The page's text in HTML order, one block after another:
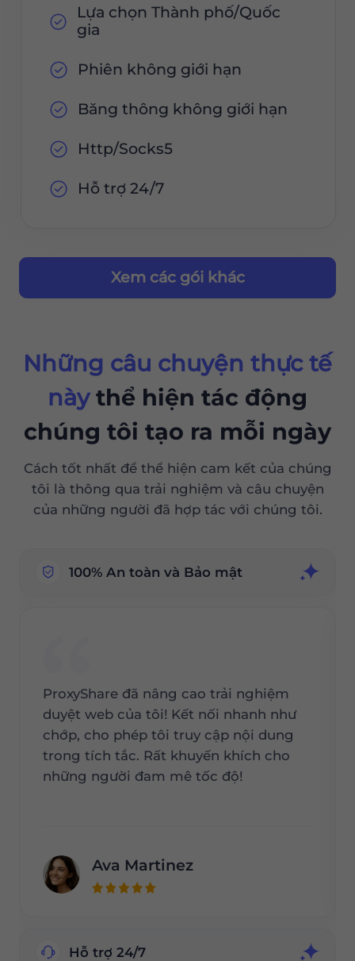
Lựa chọn Thành phố/Quốc
gia
Phiên không giới hạn
Băng thông không giới hạn
Http/Socks5
Hỗ trợ 24/7
Xem các gói khác
Những câu chuyện thực tế
nàythể hiện tác động
chúng tôi tạo ra mỗi ngày
Cách tốt nhất để thể hiện cam kết của chúng
tôi là thông qua trải nghiệm và câu chuyện
của những người đã hợp tác với chúng tôi.
100% An toàn và Bảo mật
ProxyShare đã nâng cao trải nghiệm
duyệt web của tôi! Kết nối nhanh như
chớp, cho phép tôi truy cập nội dung
trong tích tắc. Rất khuyến khích cho
những người đam mê tốc độ!
Ava Martinez
Hỗ trợ 24/7